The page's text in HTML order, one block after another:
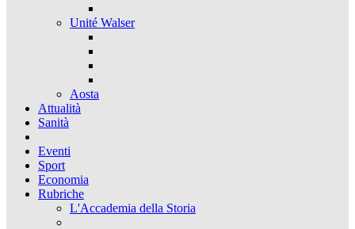
Unité Walser
Aosta
Attualità
Sanità
Eventi
Sport
Economia
Rubriche
L'Accademia della Storia